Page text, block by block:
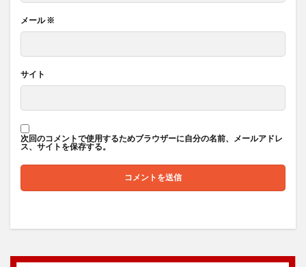
メール※
サイト
次回のコメントで使用するためブラウザーに自分の名前、メールアドレ
ス、サイトを保存する。